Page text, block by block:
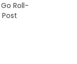
Roll-